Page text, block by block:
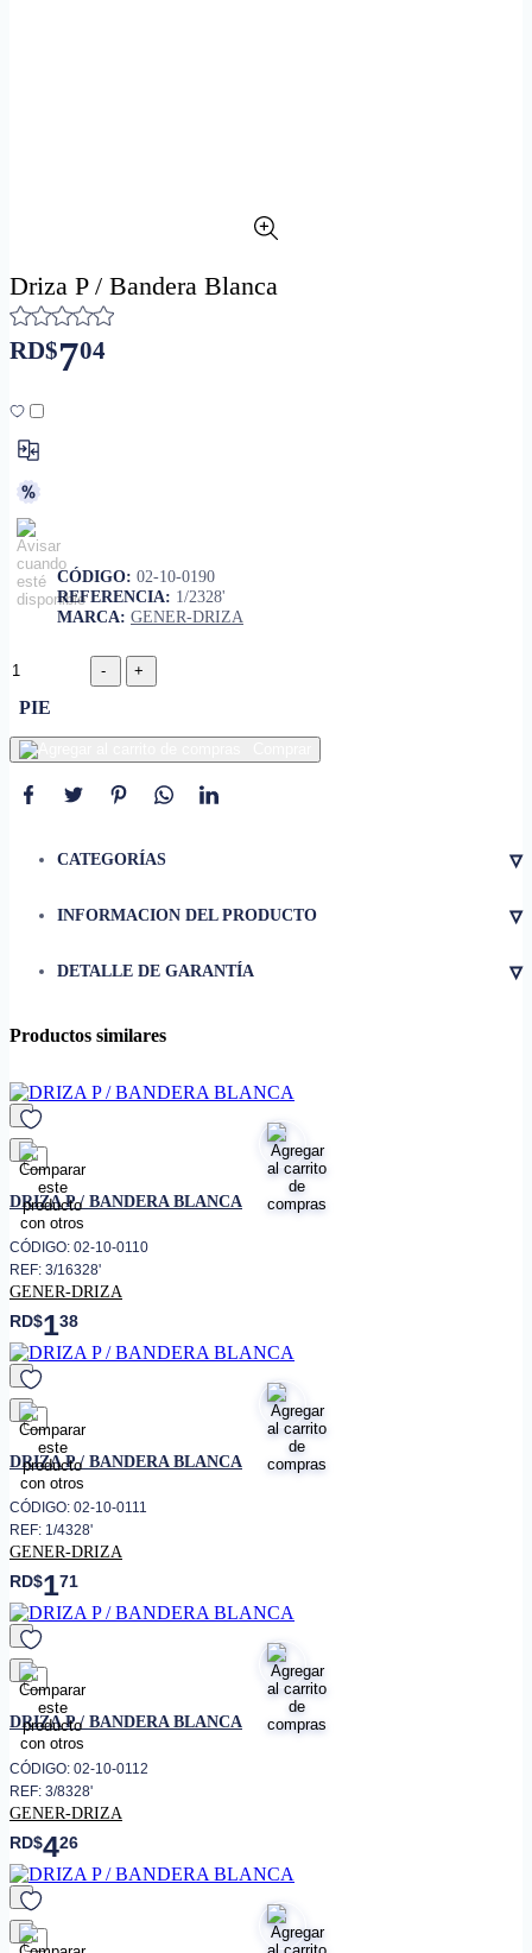
Driza P / Bandera Blanca
RD$704
CÓDIGO: 02-10-0190
REFERENCIA: 1/2328'
MARCA: GENER-DRIZA
PIE
CATEGORÍAS ▿
INFORMACION DEL PRODUCTO ▿
• Diámetro
DETALLE DE GARANTÍA ▿
Productos similares
favorito
DRIZA P / BANDERA BLANCA
CÓDIGO: 02-10-0110
REF: 3/16328'
GENER-DRIZA
RD$138
favorito
DRIZA P / BANDERA BLANCA
CÓDIGO: 02-10-0111
REF: 1/4328'
GENER-DRIZA
RD$171
favorito
DRIZA P / BANDERA BLANCA
CÓDIGO: 02-10-0112
REF: 3/8328'
GENER-DRIZA
RD$426